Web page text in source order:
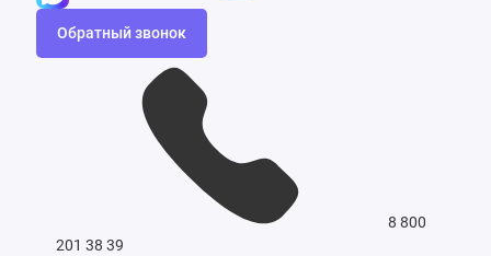
Обратный звонок
8 800
201 38 39